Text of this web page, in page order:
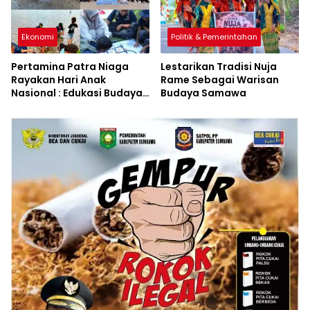
Ekonomi
Pertamina Patra Niaga
Rayakan Hari Anak
Nasional : Edukasi Budaya
Lingkungan
Politik & Pemerintahan
Lestarikan Tradisi Nuja
Rame Sebagai Warisan
Budaya Samawa